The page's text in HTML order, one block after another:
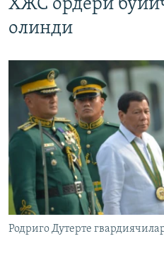
ХЖС ордери
олинди
Родриго Дутерте